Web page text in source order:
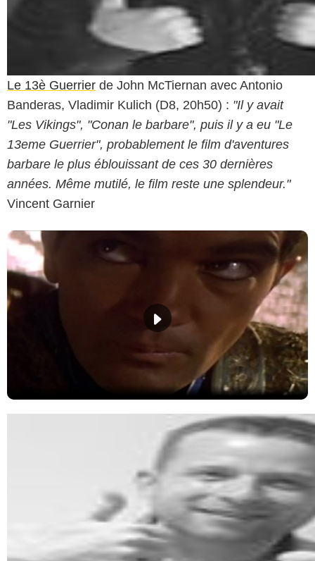
Le 13è Guerrier de John McTiernan avec Antonio
Banderas, Vladimir Kulich (D8, 20h50) : "Il y avait
"Les Vikings", "Conan le barbare", puis il y a eu "Le
13eme Guerrier", probablement le film d'aventures
barbare le plus éblouissant de ces 30 dernières
années. Même mutilé, le film reste une splendeur."
Vincent Garnier